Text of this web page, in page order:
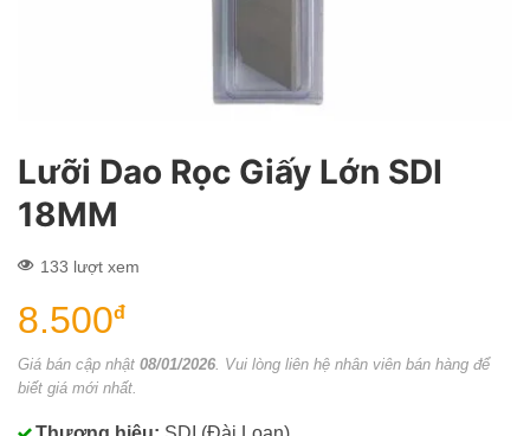
Lưỡi Dao Rọc Giấy Lớn SDI
18MM
133 lượt xem
8.500đ
Giá bán cập nhật 08/01/2026 . Vui lòng liên hệ nhân viên bán hàng để
biết giá mới nhất.